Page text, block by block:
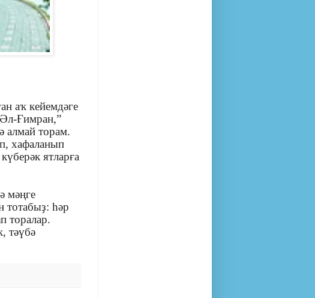
аҡ кейемдәге
Ғимран,”
алмай торам.
хафаланып
ятларға
мәңге
тотабыҙ: һәр
торалар.
тәүбә